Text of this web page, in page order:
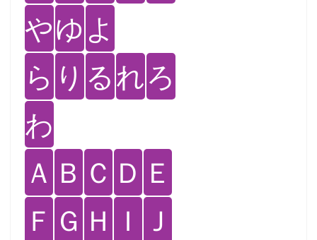
やゆ よ
ら り るれろ
わ
Ａ Ｂ Ｃ Ｄ Ｅ
Ｆ Ｇ Ｈ Ｉ Ｊ